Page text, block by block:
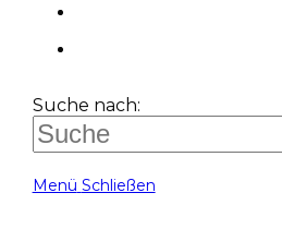
Suche nach:
Menü Schließen